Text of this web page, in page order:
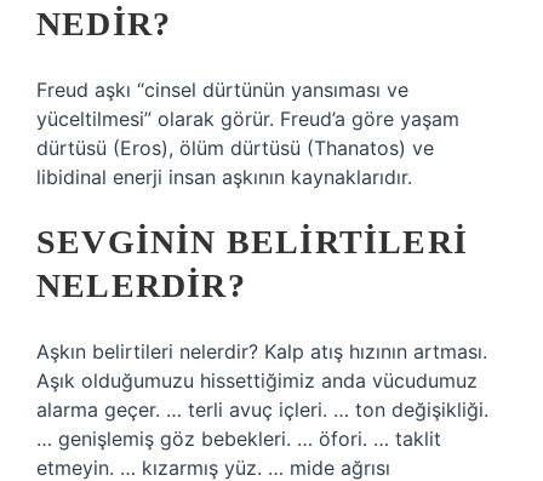
NEDIR?
Freud aşkı “cinsel dürtünün yansıması ve
yüceltilmesi” olarak görür. Freud’a göre yaşam
dürtüsü (Eros), ölüm dürtüsü (Thanatos) ve
libidinal enerji insan aşkının kaynaklarıdır.
SEVGININ BELIRTILERI
NELERDIR?
Aşkın belirtileri nelerdir? Kalp atış hızının artması.
Aşık olduğumuzu hissettiğimiz anda vücudumuz
alarma geçer. … terli avuç içleri. … ton değişikliği.
… genişlemiş göz bebekleri. … öfori. … taklit
etmeyin. … kızarmış yüz. … mide ağrısı